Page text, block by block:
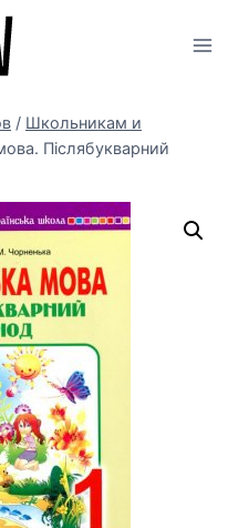
/ Школьникам и
Післябукварний